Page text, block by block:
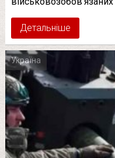
Детальніше
Україна